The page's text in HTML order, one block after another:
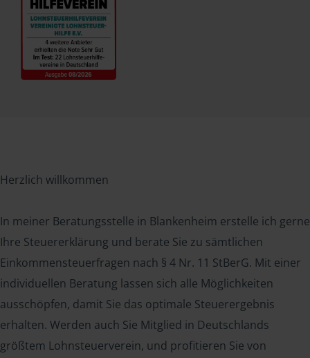
Herzlich willkommen
In meiner Beratungsstelle in Blankenheim erstelle ich gerne
Ihre Steuererklärung und berate Sie zu sämtlichen
Einkommensteuerfragen nach § 4 Nr. 11 StBerG. Mit einer
individuellen Beratung lassen sich alle Möglichkeiten
ausschöpfen, damit Sie das optimale Steuerergebnis
erhalten. Werden auch Sie Mitglied in Deutschlands
größtem Lohnsteuerverein, und profitieren Sie von